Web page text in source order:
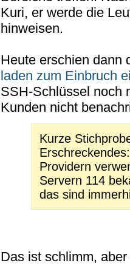
Kuri, er werde die
hinweisen.
Heute erschien dann
laden zum Einbruch
SSH-Schlüssel noch
Kunden nicht
Kurze
Providern
Servern 114
das sind
Das ist schlimm,